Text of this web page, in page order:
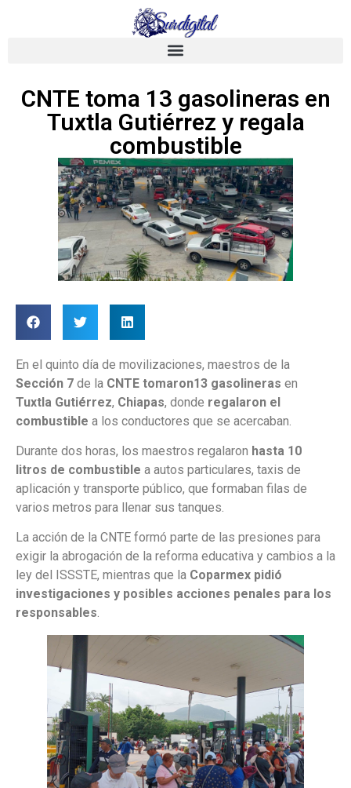
CNTE toma 13 gasolineras en
Tuxtla Gutiérrez y regala
combustible
En el quinto día de movilizaciones, maestros de la
Sección 7 de la CNTE tomaron13 gasolineras en
Tuxtla Gutiérrez, Chiapas, donde regalaron el
combustible a los conductores que se acercaban.
Durante dos horas, los maestros regalaron hasta 10
litros de combustible a autos particulares, taxis de
aplicación y transporte público, que formaban filas de
varios metros para llenar sus tanques.
La acción de la CNTE formó parte de las presiones para
exigir la abrogación de la reforma educativa y cambios a la
ley del ISSSTE, mientras que la Coparmex pidió
investigaciones y posibles acciones penales para los
responsables.